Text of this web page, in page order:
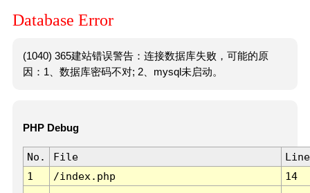
Database Error
(1040) 365建站错误警告：连接数据库失败，可能的原
因：1、数据库密码不对; 2、mysql未启动。
PHP Debug
No. File
Line
1
/index.php 14